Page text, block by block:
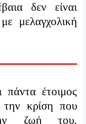
δεν είναι
μελαγχολική
πάντα έτοιμος
την κρίση που
ζωή του,